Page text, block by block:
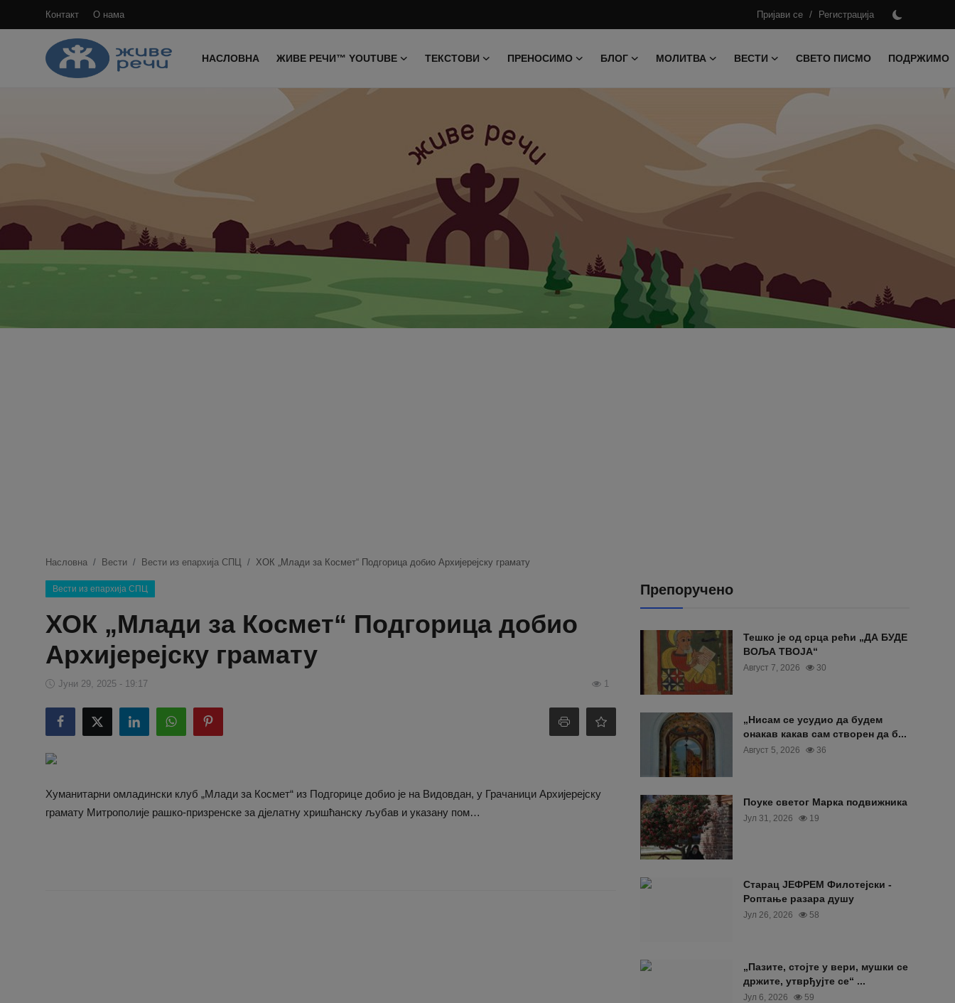
Контакт О нама Пријави се / Регистрација
НАСЛОВНА ЖИВЕ РЕЧИ™ YOUTUBE ТЕКСТОВИ ПРЕНОСИМО БЛОГ МОЛИТВА ВЕСТИ СВЕТО ПИСМО
ПОДРЖИМО
Пријави
Контакт
О нама
Живе Речи™ YouTube
Насловна Вести Вести из епархија СПЦ ХОК „Млади за Космет“ Подгорица добио Архијерејску грамату
Вести из епархија СПЦ
ХОК „Млади за Космет“ Подгорица добио
Архијерејску грамату
Јуни 29, 2025 - 19:17 1
Хуманитарни омладински клуб „Млади за Космет“ из Подгорице добио је на Видовдан, у Грачаници Архијерејску
грамату Митрополије рашко-призренске за дјелатну хришћанску љубав и указану пом…
Препоручено
Тешко је од срца рећи „ДА БУДЕ
ВОЉА ТВОЈА“
Август 7, 2026 30
„Нисам се усудио да будем
онакав какав сам створен да б...
Август 5, 2026 36
Поуке светог Марка подвижника
Јул 31, 2026 19
Старац ЈЕФРЕМ Филотејски -
Роптање разара душу
Јул 26, 2026 58
„Пазите, стојте у вери, мушки се
држите, утврђујте се“ ...
Јул 6, 2026 59